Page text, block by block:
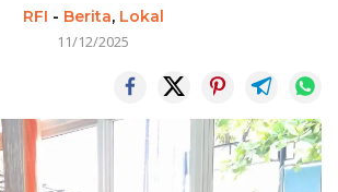
RFI - Berita, Lokal
11/12/2025